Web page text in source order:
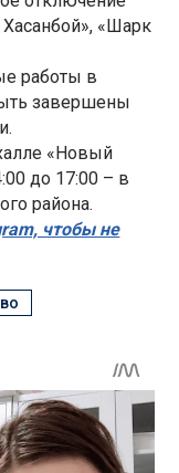
Хасанбой», «Шарк
работы в
завершены
«Новый
до 17:00 – в
района.
чтобы не